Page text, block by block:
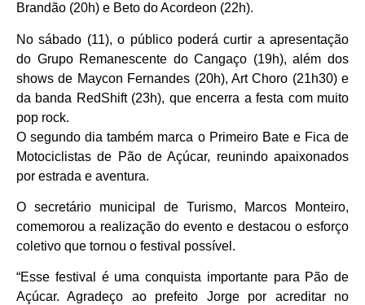
Brandão (20h) e Beto do Acordeon (22h).
No sábado (11), o público poderá curtir a apresentação
do Grupo Remanescente do Cangaço (19h), além dos
shows de Maycon Fernandes (20h), Art Choro (21h30) e
da banda RedShift (23h), que encerra a festa com muito
pop rock.
O segundo dia também marca o Primeiro Bate e Fica de
Motociclistas de Pão de Açúcar, reunindo apaixonados
por estrada e aventura.
O secretário municipal de Turismo, Marcos Monteiro,
comemorou a realização do evento e destacou o esforço
coletivo que tornou o festival possível.
“Esse festival é uma conquista importante para Pão de
Açúcar. Agradeço ao prefeito Jorge por acreditar no